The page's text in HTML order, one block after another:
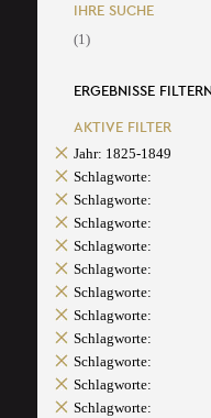
IHRE SUCHE
(1)
ERGEBNISSE
AKTIVE FILTER
Jahr: 1825-1849
Schlagworte:
Schlagworte:
Schlagworte:
Schlagworte:
Schlagworte:
Schlagworte:
Schlagworte:
Schlagworte:
Schlagworte:
Schlagworte:
Schlagworte: